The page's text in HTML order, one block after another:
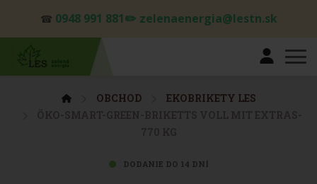
☎ 0948 991 881✏️ zelenaenergia@lestn.sk
OBCHOD
EKOBRIKETY LES
DODANIE DO 14 DNÍ